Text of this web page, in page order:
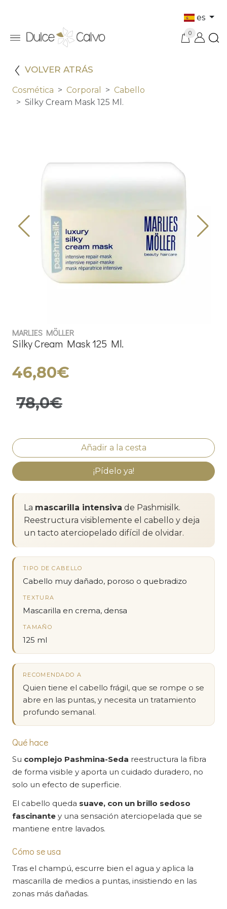
es
0
VOLVER ATRÁS
Cosmética Corporal
Cabello
Silky Cream Mask 125 Ml.
MARLIES MÖLLER
Silky Cream Mask 125 Ml.
46,80€
78,0€
¡Pídelo ya!
La mascarilla intensiva de Pashmisilk.
Reestructura visiblemente el cabello y deja
un tacto aterciopelado difícil de olvidar.
TIPO DE CABELLO
Cabello muy dañado, poroso o quebradizo
TEXTURA
Mascarilla en crema, densa
TAMAÑO
125 ml
RECOMENDADO A
Quien tiene el cabello frágil, que se rompe o se
abre en las puntas, y necesita un tratamiento
profundo semanal.
Qué hace
Su complejo Pashmina-Seda reestructura la fibra
de forma visible y aporta un cuidado duradero, no
solo un efecto de superficie.
El cabello queda suave, con un brillo sedoso
fascinante y una sensación aterciopelada que se
mantiene entre lavados.
Cómo se usa
Tras el champú, escurre bien el agua y aplica la
mascarilla de medios a puntas, insistiendo en las
zonas más dañadas.